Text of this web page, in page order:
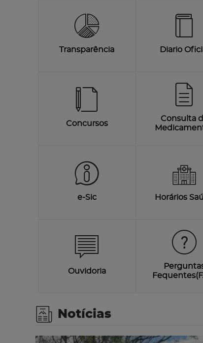
Transparência Diario
Concursos
Consulta
e-Sic Horários
Ouvidoria
Notícias